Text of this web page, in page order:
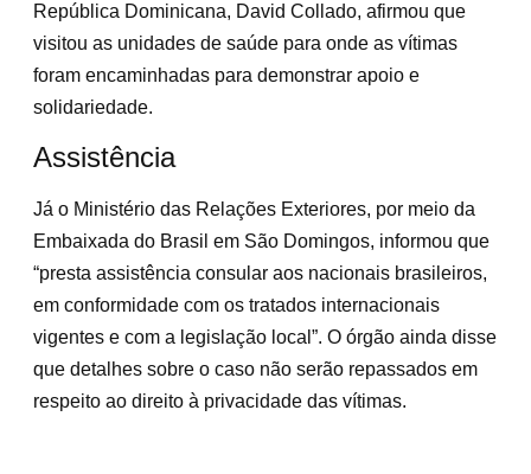
República Dominicana, David Collado, afirmou que
visitou as unidades de saúde para onde as vítimas
foram encaminhadas para demonstrar apoio e
solidariedade.
Assistência
Já o Ministério das Relações Exteriores, por meio da
Embaixada do Brasil em São Domingos, informou que
“presta assistência consular aos nacionais brasileiros,
em conformidade com os tratados internacionais
vigentes e com a legislação local”. O órgão ainda disse
que detalhes sobre o caso não serão repassados em
respeito ao direito à privacidade das vítimas.